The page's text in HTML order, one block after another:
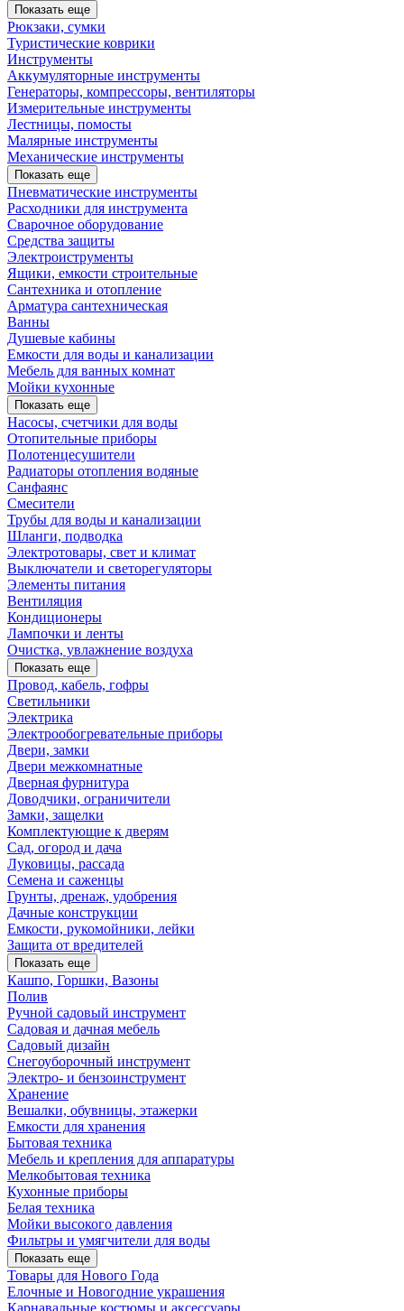
Показать еще
Рюкзаки, сумки
Туристические коврики
Инструменты
Аккумуляторные инструменты
Генераторы, компрессоры, вентиляторы
Измерительные инструменты
Лестницы, помосты
Малярные инструменты
Механические инструменты
Показать еще
Пневматические инструменты
Расходники для инструмента
Сварочное оборудование
Средства защиты
Электроиструменты
Ящики, емкости строительные
Сантехника и отопление
Арматура сантехническая
Ванны
Душевые кабины
Емкости для воды и канализации
Мебель для ванных комнат
Мойки кухонные
Показать еще
Насосы, счетчики для воды
Отопительные приборы
Полотенцесушители
Радиаторы отопления водяные
Санфаянс
Смесители
Трубы для воды и канализации
Шланги, подводка
Электротовары, свет и климат
Выключатели и светорегуляторы
Элементы питания
Вентиляция
Кондиционеры
Лампочки и ленты
Очистка, увлажнение воздуха
Показать еще
Провод, кабель, гофры
Светильники
Электрика
Электрообогревательные приборы
Двери, замки
Двери межкомнатные
Дверная фурнитура
Доводчики, ограничители
Замки, защелки
Комплектующие к дверям
Сад, огород и дача
Луковицы, рассада
Семена и саженцы
Грунты, дренаж, удобрения
Дачные конструкции
Емкости, рукомойники, лейки
Защита от вредителей
Показать еще
Кашпо, Горшки, Вазоны
Полив
Ручной садовый инструмент
Садовая и дачная мебель
Садовый дизайн
Снегоуборочный инструмент
Электро- и бензоинструмент
Хранение
Вешалки, обувницы, этажерки
Емкости для хранения
Бытовая техника
Мебель и крепления для аппаратуры
Мелкобытовая техника
Кухонные приборы
Белая техника
Мойки высокого давления
Фильтры и умягчители для воды
Показать еще
Товары для Нового Года
Елочные и Новогодние украшения
Карнавальные костюмы и аксессуары